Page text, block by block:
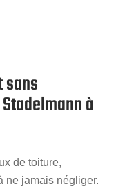
sans
à
de toiture,
ne jamais négliger.